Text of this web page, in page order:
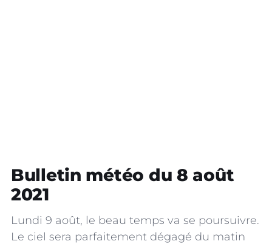
Bulletin météo du 8 août
2021
Lundi 9 août, le beau temps va se poursuivre.
Le ciel sera parfaitement dégagé du matin